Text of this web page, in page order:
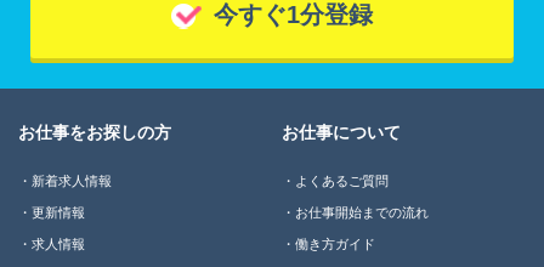
今すぐ1分登録
お仕事をお探しの方
新着求人情報
更新情報
求人情報
お仕事について
よくあるご質問
お仕事開始までの流れ
働き方ガイド